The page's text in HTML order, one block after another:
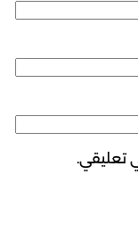
تعليقي.